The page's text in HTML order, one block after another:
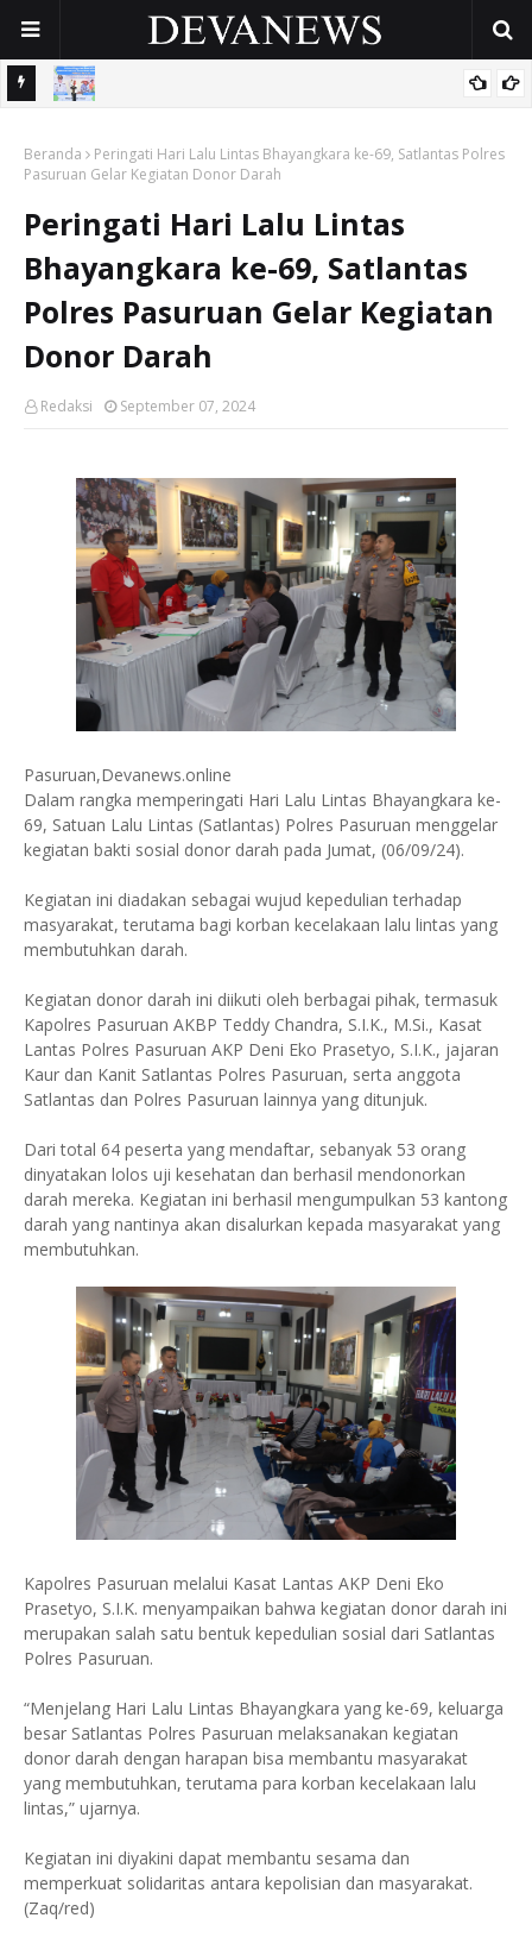
42.210 Pekerja Rentan Lewat BPJS Ketenagakerjaan
Beranda
Peringati Hari Lalu Lintas Bhayangkara ke-69, Satlantas Polres
Pasuruan Gelar Kegiatan Donor Darah
Peringati Hari Lalu Lintas
Bhayangkara ke-69, Satlantas
Polres Pasuruan Gelar Kegiatan
Donor Darah
Redaksi September 07, 2024
Pasuruan,Devanews.online
Dalam rangka memperingati Hari Lalu Lintas Bhayangkara ke-
69, Satuan Lalu Lintas (Satlantas) Polres Pasuruan menggelar
kegiatan bakti sosial donor darah pada Jumat, (06/09/24).
Kegiatan ini diadakan sebagai wujud kepedulian terhadap
masyarakat, terutama bagi korban kecelakaan lalu lintas yang
membutuhkan darah.
Kegiatan donor darah ini diikuti oleh berbagai pihak, termasuk
Kapolres Pasuruan AKBP Teddy Chandra, S.I.K., M.Si., Kasat
Lantas Polres Pasuruan AKP Deni Eko Prasetyo, S.I.K., jajaran
Kaur dan Kanit Satlantas Polres Pasuruan, serta anggota
Satlantas dan Polres Pasuruan lainnya yang ditunjuk.
Dari total 64 peserta yang mendaftar, sebanyak 53 orang
dinyatakan lolos uji kesehatan dan berhasil mendonorkan
darah mereka. Kegiatan ini berhasil mengumpulkan 53 kantong
darah yang nantinya akan disalurkan kepada masyarakat yang
membutuhkan.
Kapolres Pasuruan melalui Kasat Lantas AKP Deni Eko
Prasetyo, S.I.K. menyampaikan bahwa kegiatan donor darah ini
merupakan salah satu bentuk kepedulian sosial dari Satlantas
Polres Pasuruan.
“Menjelang Hari Lalu Lintas Bhayangkara yang ke-69, keluarga
besar Satlantas Polres Pasuruan melaksanakan kegiatan
donor darah dengan harapan bisa membantu masyarakat
yang membutuhkan, terutama para korban kecelakaan lalu
lintas,” ujarnya.
Kegiatan ini diyakini dapat membantu sesama dan
memperkuat solidaritas antara kepolisian dan masyarakat.
(Zaq/red)